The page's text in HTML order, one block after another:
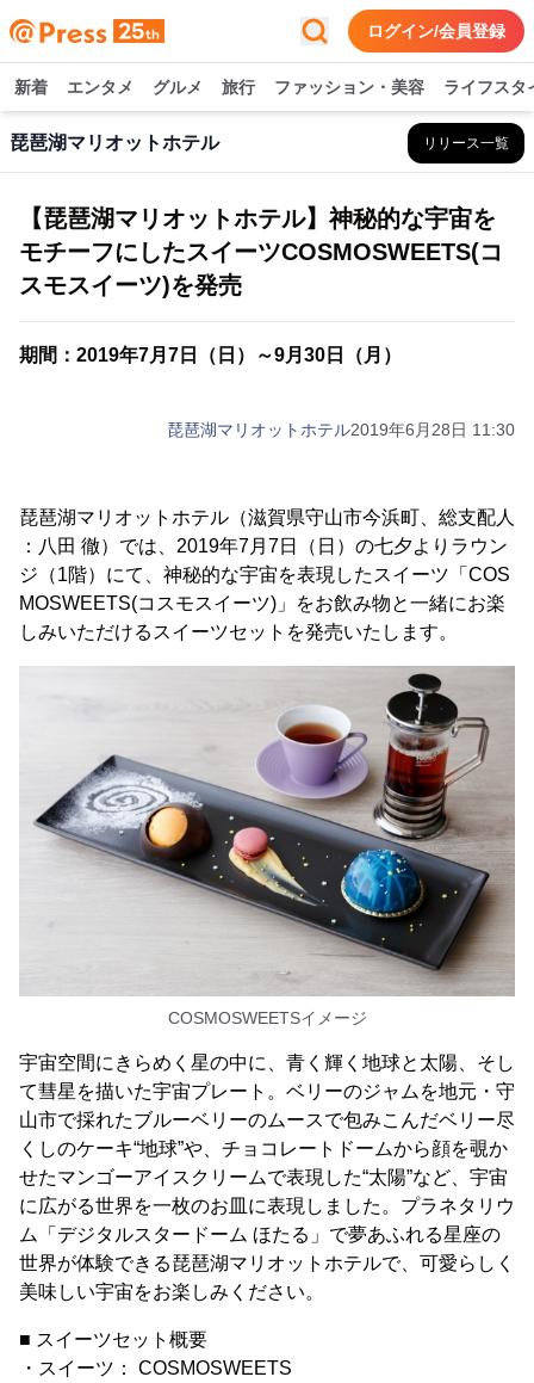
ログイン/会員登録
新着 エンタメ グルメ 旅行 ファッション・美容 ライフスタ
琵琶湖マリオットホテル リリース一覧
【琵琶湖マリオットホテル】神秘的な宇宙を
モチーフにしたスイーツCOSMOSWEETS(コ
スモスイーツ)を発売
期間：2019年7月7日（日）～9月30日（月）
琵琶湖マリオットホテル2019年6月28日 11:30
琵琶湖マリオットホテル（滋賀県守山市今浜町、総支配人
：八田 徹）では、2019年7月7日（日）の七夕よりラウン
ジ（1階）にて、神秘的な宇宙を表現したスイーツ「COS
MOSWEETS(コスモスイーツ)」をお飲み物と一緒にお楽
しみいただけるスイーツセットを発売いたします。
COSMOSWEETSイメージ
宇宙空間にきらめく星の中に、青く輝く地球と太陽、そし
て彗星を描いた宇宙プレート。ベリーのジャムを地元・守
山市で採れたブルーベリーのムースで包みこんだベリー尽
くしのケーキ“地球”や、チョコレートドームから顔を覗か
せたマンゴーアイスクリームで表現した“太陽”など、宇宙
に広がる世界を一枚のお皿に表現しました。プラネタリウ
ム「デジタルスタードーム ほたる」で夢あふれる星座の
世界が体験できる琵琶湖マリオットホテルで、可愛らしく
美味しい宇宙をお楽しみください。
■ スイーツセット概要
・スイーツ： COSMOSWEETS